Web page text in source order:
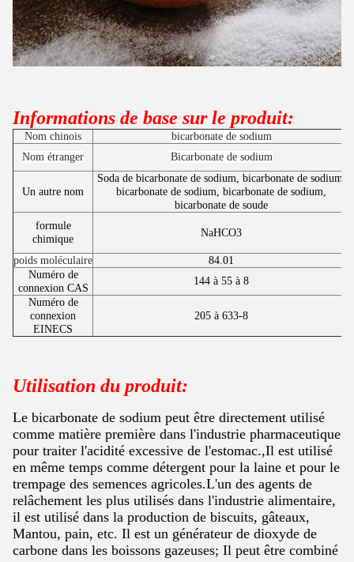
Informations de base sur le produit:
Nom chinois bicarbonate de sodium
Nom étranger
Bicarbonate de sodium
Un autre nom
Soda de bicarbonate de sodium, bicarbonate de sodium,
bicarbonate de sodium, bicarbonate de sodium,
bicarbonate de soude
formule
chimique
NaHCO3
poids moléculaire
84.01
Numéro de
connexion CAS
144 à 55 à 8
Numéro de
connexion
EINECS
205 à 633-8
Utilisation du produit:
Le bicarbonate de sodium peut être directement utilisé
comme matière première dans l'industrie pharmaceutique
pour traiter l'acidité excessive de l'estomac.,Il est utilisé
en même temps comme détergent pour la laine et pour le
trempage des semences agricoles.L'un des agents de
relâchement les plus utilisés dans l'industrie alimentaire,
il est utilisé dans la production de biscuits, gâteaux,
Mantou, pain, etc. Il est un générateur de dioxyde de
carbone dans les boissons gazeuses; Il peut être combiné